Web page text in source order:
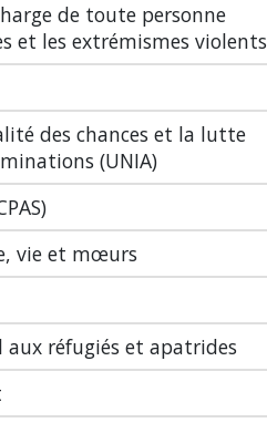
de toute personne
et les extrémismes violents
des chances et la lutte
(UNIA)
vie et mœurs
aux réfugiés et apatrides